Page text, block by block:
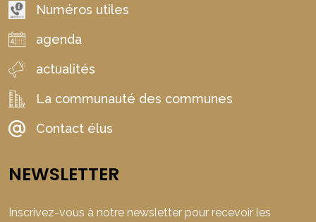
Numéros utiles
agenda
actualités
La communauté des communes
Contact élus
NEWSLETTER
Inscrivez-vous à notre newsletter pour recevoir les